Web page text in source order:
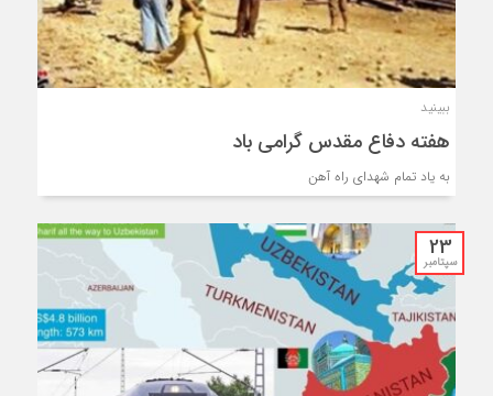
ببینید
هفته دفاع مقدس گرامی باد
به یاد تمام شهدای راه آهن
23
سپتامبر